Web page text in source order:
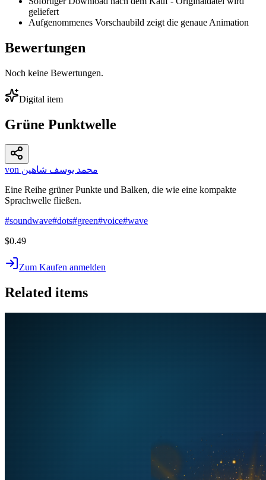
geliefert
Aufgenommenes Vorschaubild zeigt die genaue Animation
Bewertungen
Noch keine Bewertungen.
Digital item
Grüne Punktwelle
von محمد يوسف شاهين
Eine Reihe grüner Punkte und Balken, die wie eine kompakte
Sprachwelle fließen.
#soundwave#dots#green#voice#wave
$0.49
Zum Kaufen anmelden
Related items